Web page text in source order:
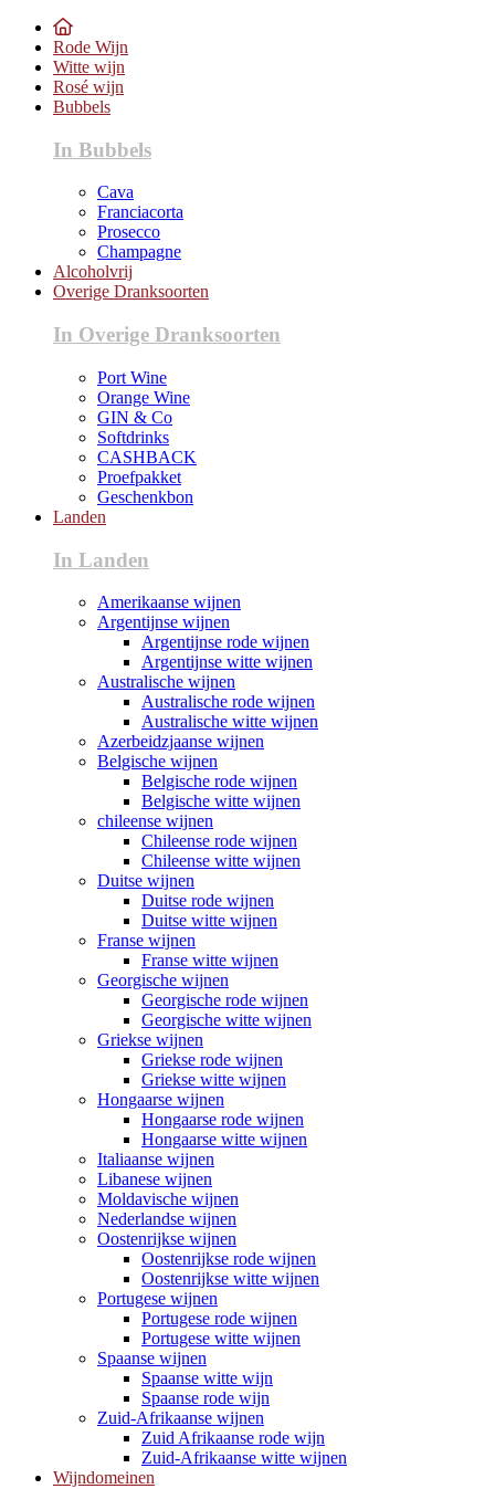
Rode Wijn
Witte wijn
Rosé wijn
Bubbels
In Bubbels
Cava
Franciacorta
Prosecco
Champagne
Alcoholvrij
Overige Dranksoorten
In Overige Dranksoorten
Port Wine
Orange Wine
GIN & Co
Softdrinks
CASHBACK
Proefpakket
Geschenkbon
Landen
In Landen
Amerikaanse wijnen
Argentijnse wijnen
Argentijnse rode wijnen
Argentijnse witte wijnen
Australische wijnen
Australische rode wijnen
Australische witte wijnen
Azerbeidzjaanse wijnen
Belgische wijnen
Belgische rode wijnen
Belgische witte wijnen
chileense wijnen
Chileense rode wijnen
Chileense witte wijnen
Duitse wijnen
Duitse rode wijnen
Duitse witte wijnen
Franse wijnen
Franse witte wijnen
Georgische wijnen
Georgische rode wijnen
Georgische witte wijnen
Griekse wijnen
Griekse rode wijnen
Griekse witte wijnen
Hongaarse wijnen
Hongaarse rode wijnen
Hongaarse witte wijnen
Italiaanse wijnen
Libanese wijnen
Moldavische wijnen
Nederlandse wijnen
Oostenrijkse wijnen
Oostenrijkse rode wijnen
Oostenrijkse witte wijnen
Portugese wijnen
Portugese rode wijnen
Portugese witte wijnen
Spaanse wijnen
Spaanse witte wijn
Spaanse rode wijn
Zuid-Afrikaanse wijnen
Zuid Afrikaanse rode wijn
Zuid-Afrikaanse witte wijnen
Wijndomeinen